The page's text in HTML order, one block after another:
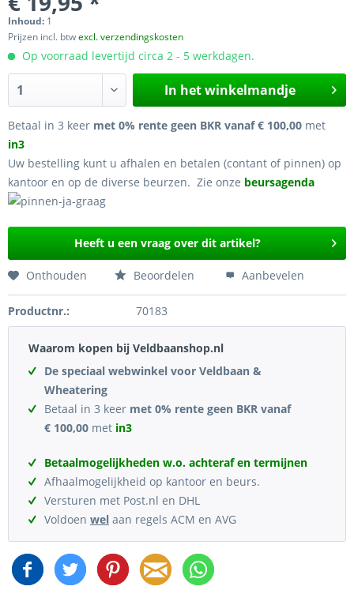
Inhoud: 1
Prijzen incl. btwexcl. verzendingskosten
Op voorraad levertijd circa 2 - 5 werkdagen.
In het winkelmandje
Betaal in 3 keer met 0% rente geen BKR vanaf € 100,00 met
in3
Uw bestelling kunt u afhalen en betalen (contant of pinnen) op
kantoor en op de diverse beurzen. Zie onze beursagenda
Heeft u een vraag over dit artikel?
Onthouden Beoordelen Aanbevelen
Productnr.: 70183
Waarom kopen bij Veldbaanshop.nl
De speciaal webwinkel voor Veldbaan &
Wheatering
Betaal in 3 keer met 0% rente geen BKR vanaf
€ 100,00 met in3
Betaalmogelijkheden w.o. achteraf en termijnen
Afhaalmogelijkheid op kantoor en beurs.
Versturen met Post.nl en DHL
Voldoen wel aan regels ACM en AVG